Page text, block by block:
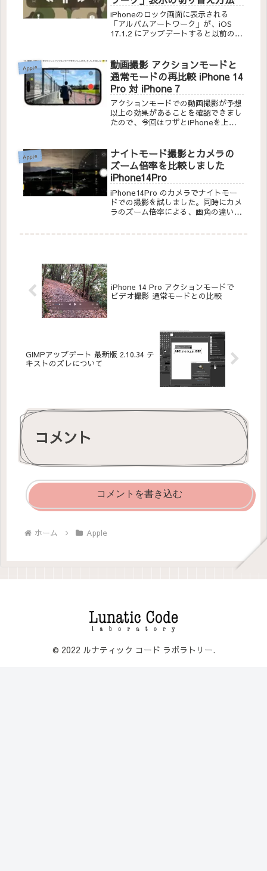
iPhoneのロック画面に表示される
「アルバムアートワーク」が、iOS
17.1.2 にアップデートすると以前の様
きく表示させる方法がわかりました。
Apple
動画撮影 アクションモードと
通常モードの再比較 iPhone 14
Pro 対 iPhone 7
アクションモードでの動画撮影が予想
以上の効果があることを確認できまし
たので、今回はワザとiPhoneを上下
の、家族へのプレゼンや口実作りにご
利用ください。
Apple
ナイトモード撮影とカメラの
ズーム倍率を比較しました
iPhone14Pro
iPhone14Pro のカメラでナイトモー
ドでの撮影を試しました。同時にカメ
ラのズーム倍率による、画角の違いと
iPhone 14 Pro アクションモードで
ビデオ撮影 通常モードとの比較
GIMPアップデート 最新版 2.10.34 テ
キストのズレについて
コメント
コメントを書き込む
ホーム Apple
© 2022 ルナティック コード ラボラトリー.